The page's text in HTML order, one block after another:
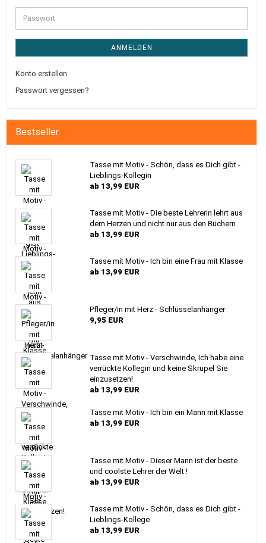
Adresse
Passwort
ANMELDEN
Konto erstellen
Passwort vergessen?
Bestseller
Tasse mit Motiv - Schön, dass es Dich gibt -
Lieblings-Kollegin
ab 13,99 EUR
Tasse mit Motiv - Die beste Lehrerin lehrt aus
dem Herzen und nicht nur aus den Büchern
ab 13,99 EUR
Tasse mit Motiv - Ich bin eine Frau mit Klasse
ab 13,99 EUR
Pfleger/in mit Herz - Schlüsselanhänger
9,95 EUR
Tasse mit Motiv - Verschwinde, Ich habe eine
verrückte Kollegin und keine Skrupel Sie
einzusetzen!
ab 13,99 EUR
Tasse mit Motiv - Ich bin ein Mann mit Klasse
ab 13,99 EUR
Tasse mit Motiv - Dieser Mann ist der beste
und coolste Lehrer der Welt !
ab 13,99 EUR
Tasse mit Motiv - Schön, dass es Dich gibt -
Lieblings-Kollege
ab 13,99 EUR